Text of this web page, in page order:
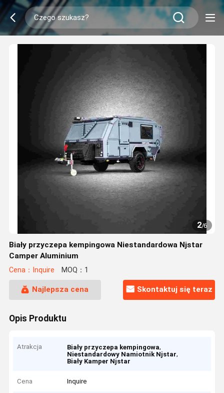
2/6
Biały przyczepa kempingowa Niestandardowa Njstar
Camper Aluminium
Cena：Inquire MOQ：1
Najlepsza cena Skontaktuj się teraz
Opis Produktu
Atrakcja Biały przyczepa kempingowa,
Niestandardowy Namiotnik Njstar,
Biały Kamper Njstar
Cena Inquire